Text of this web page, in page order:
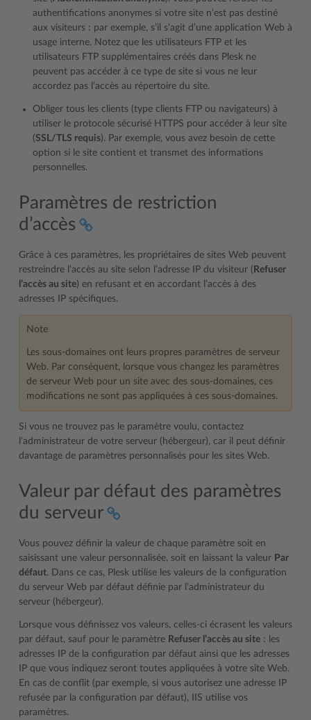
authentifications anonymes si votre site n’est pas destiné
aux visiteurs : par exemple, s’il s’agit d’une application Web à
usage interne. Notez que les utilisateurs FTP et les
utilisateurs FTP supplémentaires créés dans Plesk ne
peuvent pas accéder à ce type de site si vous ne leur
accordez pas l’accès au répertoire du site.
Obliger tous les clients (type clients FTP ou navigateurs) à
utiliser le protocole sécurisé HTTPS pour accéder à leur site
(SSL/TLS requis). Par exemple, vous avez besoin de cette
option si le site contient et transmet des informations
personnelles.
Paramètres de restriction
d’accès
Grâce à ces paramètres, les propriétaires de sites Web peuvent
restreindre l’accès au site selon l’adresse IP du visiteur ( Refuser
l’accès au site) en refusant et en accordant l’accès à des
adresses IP spécifiques.
Note
Les sous-domaines ont leurs propres paramètres de serveur
Web. Par conséquent, lorsque vous changez les paramètres
de serveur Web pour un site avec des sous-domaines, ces
modifications ne sont pas appliquées à ces sous-domaines.
Si vous ne trouvez pas le paramètre voulu, contactez
l’administrateur de votre serveur (hébergeur), car il peut définir
davantage de paramètres personnalisés pour les sites Web.
Valeur par défaut des paramètres
du serveur
Vous pouvez définir la valeur de chaque paramètre soit en
saisissant une valeur personnalisée, soit en laissant la valeur Par
défaut. Dans ce cas, Plesk utilise les valeurs de la configuration
du serveur Web par défaut définie par l’administrateur du
serveur (hébergeur).
Lorsque vous définissez vos valeurs, celles-ci écrasent les valeurs
par défaut, sauf pour le paramètre Refuser l’accès au site : les
adresses IP de la configuration par défaut ainsi que les adresses
IP que vous indiquez seront toutes appliquées à votre site Web.
En cas de conflit (par exemple, si vous autorisez une adresse IP
refusée par la configuration par défaut), IIS utilise vos
paramètres.